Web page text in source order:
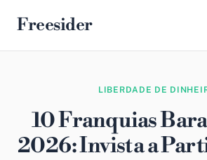
Freesider
LIBERDADE DE
10 Franquias
2026: Invista a